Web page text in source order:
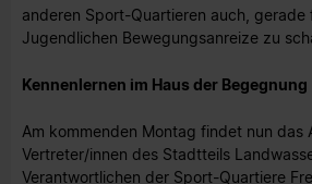
anderen Sport-Quartieren auch, gerade
Jugendlichen Bewegungsanreize zu
Kennenlernen im Haus der Begegnung
Am kommenden Montag findet nun
Vertreter/innen des Stadtteils
Verantwortlichen der Sport-Quartiere